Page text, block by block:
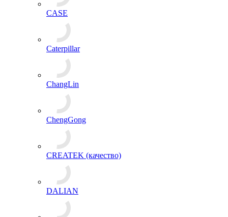
CASE
Caterpillar
ChangLin
ChengGong
CREATEK (качество)
DALIAN